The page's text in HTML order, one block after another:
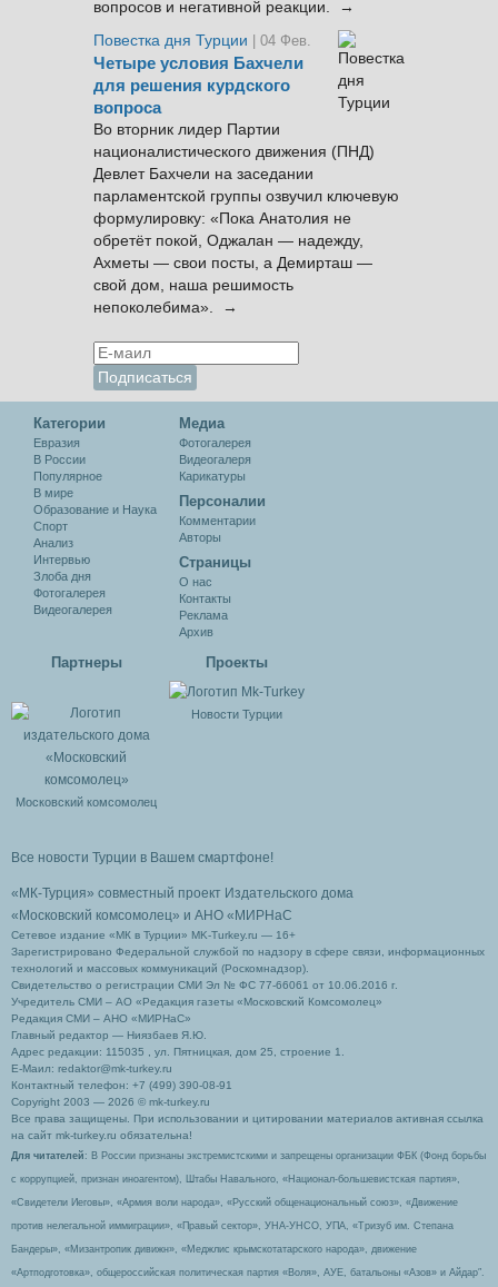
вопросов и негативной реакции. →
Повестка дня Турции
| 04 Фев.
Четыре условия Бахчели
для решения курдского
вопроса
Во вторник лидер Партии
националистического движения (ПНД)
Девлет Бахчели на заседании
парламентской группы озвучил ключевую
формулировку: «Пока Анатолия не
обретёт покой, Оджалан — надежду,
Ахметы — свои посты, а Демирташ —
свой дом, наша решимость
непоколебима». →
Категории
Евразия
В России
Популярное
В мире
Образование и Наука
Спорт
Анализ
Интервью
Злоба дня
Фотогалерея
Видеогалерея
Медиа
Фотогалерея
Видеогалеря
Карикатуры
Персоналии
Комментарии
Авторы
Cтраницы
О нас
Контакты
Реклама
Архив
Партнеры
Московский комсомолец
Проекты
Новости Турции
Все новости Турции в Вашем смартфоне!
«МК-Турция» совместный проект Издательского дома
«Московский комсомолец» и АНО «МИРНаС
Сетевое издание «МК в Турции» MK-Turkey.ru — 16+
Зарегистрировано Федеральной службой по надзору в сфере связи, информационных
технологий и массовых коммуникаций (Роскомнадзор).
Свидетельство о регистрации СМИ Эл № ФС 77-66061 от 10.06.2016 г.
Учредитель СМИ – АО «Редакция газеты «Московский Комсомолец»
Редакция СМИ – АНО «МИРНаС»
Главный редактор — Ниязбаев Я.Ю.
Адрес редакции: 115035 , ул. Пятницкая, дом 25, строение 1.
Е-Маил: redaktor@mk-turkey.ru
Контактный телефон: +7 (499) 390-08-91
Copyright 2003 — 2026 © mk-turkey.ru
Все права защищены. При использовании и цитировании материалов активная ссылка
на сайт mk-turkey.ru обязательна!
Для читателей : В России признаны экстремистскими и запрещены организации ФБК (Фонд борьбы
с коррупцией, признан иноагентом), Штабы Навального, «Национал-большевистская партия»,
«Свидетели Иеговы», «Армия воли народа», «Русский общенациональный союз», «Движение
против нелегальной иммиграции», «Правый сектор», УНА-УНСО, УПА, «Тризуб им. Степана
Бандеры», «Мизантропик дивижн», «Меджлис крымскотатарского народа», движение
«Артподготовка», общероссийская политическая партия «Воля», АУЕ, батальоны «Азов» и Айдар″.